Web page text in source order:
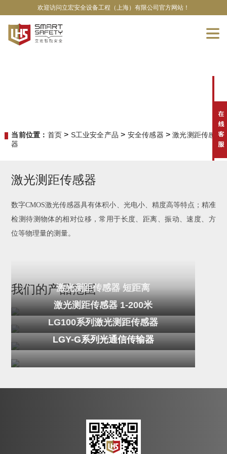
欢迎访问立宏安全设备工程（上海）有限公司官方网站！
当前位置： 首页 > S工业安全产品 > 安全传感器 >激光测距传感
器
激光测距传感器
数字CMOS激光传感器具有体积小、光电小、精度高等特点；精准
检测待测物体的相对位移，常用于长度、距离、振动、速度、方
位等物理量的测量。
我们的产品范围激光测距传感器 短距离
激光测距传感器 1-200米
LG100系列激光测距传感器
LGY-G系列光通信传输器